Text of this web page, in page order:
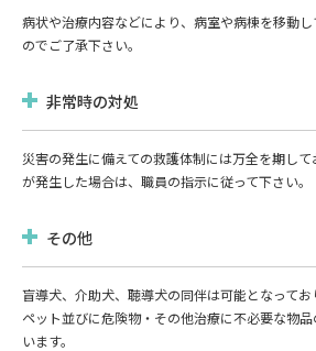
病状や治療内容などにより、病室や病棟を移動
のでご了承下さい。
非常時の対処
災害の発生に備えての救護体制には万全を期し
が発生した場合は、職員の指示に従って下さい。
その他
盲導犬、介助犬、聴導犬の同伴は可能となってお
ペット並びに危険物・その他治療に不必要な物
います。